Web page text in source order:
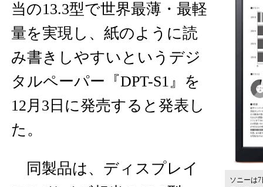
ソニーは
当の13.3型で世界最薄・最軽
量を実現し、紙のように読
み書きしやすいというデジ
タルペーパー『DPT-S1』を
12月3日に発売すると発表し
た。
同製品は、ディスプレイ